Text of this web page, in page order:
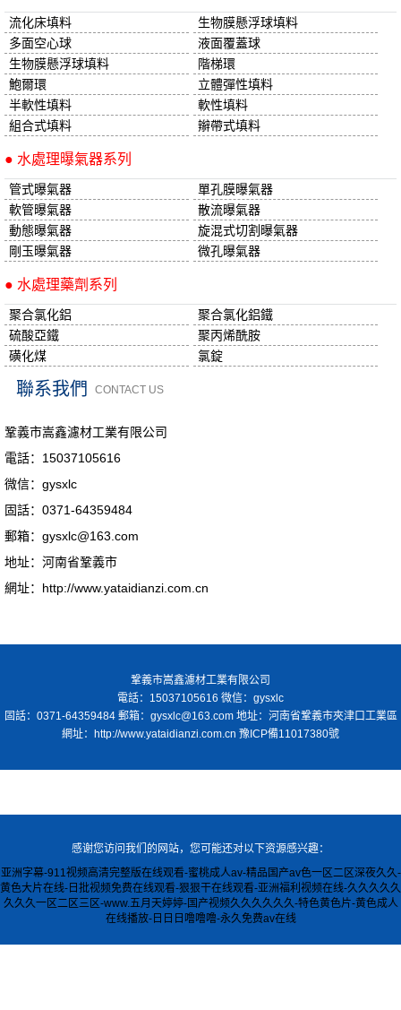
流化床填料
生物膜懸浮球填料
多面空心球
液面覆蓋球
生物膜懸浮球填料
階梯環
鮑爾環
立體彈性填料
半軟性填料
軟性填料
組合式填料
辮帶式填料
● 水處理曝氣器系列
管式曝氣器
單孔膜曝氣器
軟管曝氣器
散流曝氣器
動態曝氣器
旋混式切割曝氣器
剛玉曝氣器
微孔曝氣器
● 水處理藥劑系列
聚合氯化鋁
聚合氯化鋁鐵
硫酸亞鐵
聚丙烯酰胺
磺化煤
氯錠
聯系我們 CONTACT US
鞏義市嵩鑫濾材工業有限公司
電話：15037105616
微信：gysxlc
固話：0371-64359484
郵箱：gysxlc@163.com
地址：河南省鞏義市
網址：http://www.yataidianzi.com.cn
鞏義市嵩鑫濾材工業有限公司
電話：15037105616 微信：gysxlc
固話：0371-64359484 郵箱：gysxlc@163.com 地址：河南省鞏義市夾津口工業區
網址：http://www.yataidianzi.com.cn 豫ICP備11017380號
感谢您访问我们的网站，您可能还对以下资源感兴趣：
亚洲字幕-911视频高清完整版在线观看-蜜桃成人av-精品国产av色一区二区深夜久久-
黄色大片在线-日批视频免费在线观看-狠狠干在线观看-亚洲福利视频在线-久久久久久
久久久一区二区三区-www.五月天婷婷-国产视频久久久久久久-特色黄色片-黄色成人
在线播放-日日日噜噜噜-永久免费av在线